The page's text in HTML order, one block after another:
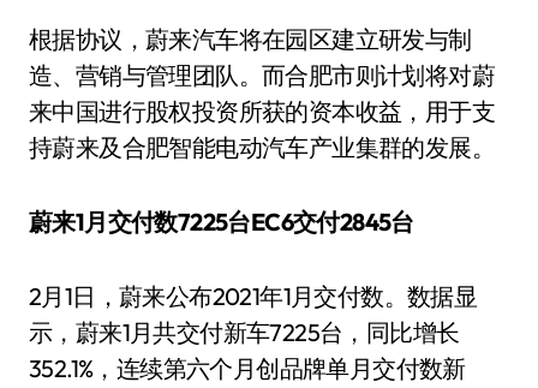
根据协议，蔚来汽车将在园区建立研发与制
造、营销与管理团队。而合肥市则计划将对蔚
来中国进行股权投资所获的资本收益，用于支
持蔚来及合肥智能电动汽车产业集群的发展。
蔚来1月交付数7225台EC6交付2845台
2月1日，蔚来公布2021年1月交付数。数据显
示，蔚来1月共交付新车7225台，同比增长
352.1%，连续第六个月创品牌单月交付数新